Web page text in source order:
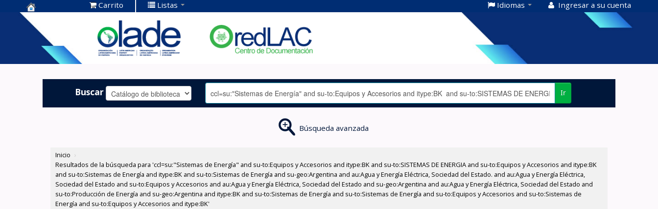
Centro de
Documentación
OLADE -
Carrito Listas Idiomas Ingresar a su cuenta
Buscar Ir
Búsqueda avanzada
Inicio ›
Resultados de la búsqueda para 'ccl=su:"Sistemas de Energía" and su-to:Equipos y Accesorios and itype:BK and su-to:SISTEMAS DE ENERGIA and su-to:Equipos y Accesorios and itype:BK
and su-to:Sistemas de Energía and itype:BK and su-to:Sistemas de Energía and su-geo:Argentina and au:Agua y Energía Eléctrica, Sociedad del Estado. and au:Agua y Energía Eléctrica,
Sociedad del Estado and su-to:Equipos y Accesorios and au:Agua y Energía Eléctrica, Sociedad del Estado and su-geo:Argentina and au:Agua y Energía Eléctrica, Sociedad del Estado and
su-to:Producción de Energía and su-geo:Argentina and itype:BK and su-to:Sistemas de Energía and su-to:Sistemas de Energía and su-to:Equipos y Accesorios and su-to:Sistemas de
Energía and su-to:Equipos y Accesorios and itype:BK'